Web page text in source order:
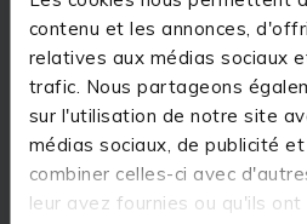
contenu et les annonces,
relatives aux médias sociaux
trafic. Nous partageons
sur l'utilisation de notre site
médias sociaux, de publicité
combiner celles-ci avec
leur avez fournies ou qu'ils
Détails
Châssis aluminium : solidité
Conçue autour d’unchâssis
Smart Compact est à la
attendues d’un produit